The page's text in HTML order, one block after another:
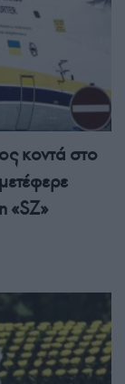
κοντά στο
«SZ»